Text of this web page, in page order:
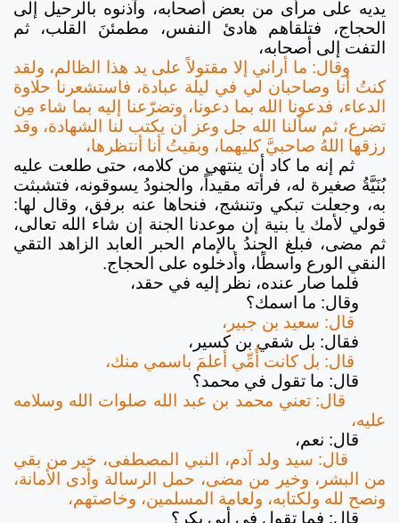
يديه على مرأى من بعض أصحابه، وآذنوه بالرحيل إلى
الحجاج، فتلقاهم هادئ النفس، مطمئنَ القلب، ثم
التفت إلى أصحابه،
وقال: ما أراني إلا مقتولاً على يد هذا الظالم، ولقد
كنتُ أنا وصاحبان لي في ليلة عبادة، فاستشعرنا حلاوة
الدعاء، فدعونا الله بما دعونا، وتضرّعنا إليه بما شاء مِن
تضرع، ثم سألنا الله جل وعز أن يكتب لنا الشهادة، وقد
رزقها اللهُ صاحبيَّ كليهما، وبقيتُ أنا أنتظرها،
ثم إنه ما كاد أن ينتهي من كلامه، حتى طلعت عليه
بُنَيَّةُ صغيرة له، فرأته مقيداً، والجنودُ يسوقونه، فتشبثت
به، وجعلت تبكي وتنشج، فنحاها عنه برفق، وقال لها:
قولي لأمك يا بنية إن موعدنا الجنة إن شاء الله تعالى،
ثم مضى، فبلغ الجندُ بالإمام الحبر العابد الزاهد التقي
النقي الورع واسطًا، وأدخلوه على الحجاج.
فلما صار عنده، نظر إليه في حقد،
وقال: ما اسمك؟
قال: سعيد بن جبير،
فقال: بل شقي بن كسير،
قال: بل كانت أُمِّي أعلمَ باسمي منك،
قال: ما تقول في محمد؟
قال: تعني محمد بن عبد الله صلوات الله وسلامه
عليه،
قال: نعم،
قال: سيد ولد آدم، النبي المصطفى، خير من بقي
من البشر، وخير من مضى، حمل الرسالة وأدى الأمانة،
ونصح لله ولكتابه، ولعامة المسلمين، وخاصتهم،
قال: فما تقول في أبي بكر؟